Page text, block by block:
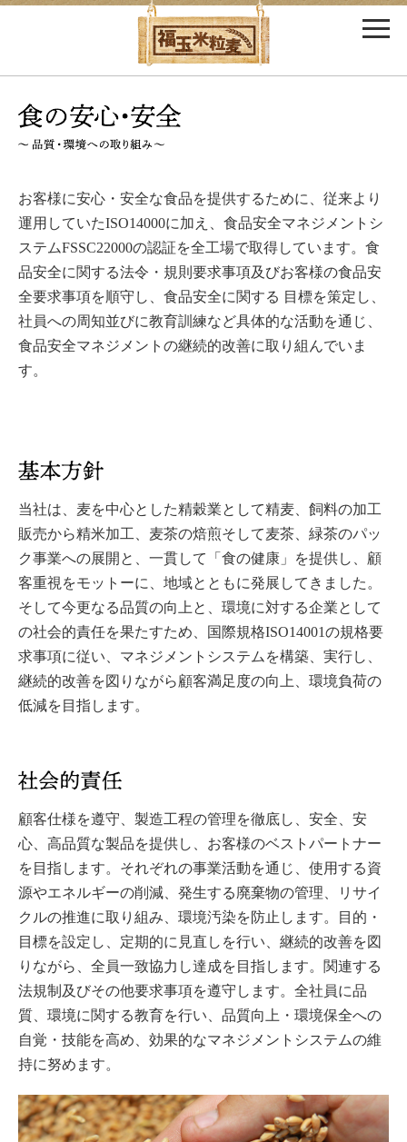
お客様に安心・安全な食品を提供するために、従来より
運用していたISO14000に加え、食品安全マネジメントシ
ステムFSSC22000の認証を全工場で取得しています。食
品安全に関する法令・規則要求事項及びお客様の食品安
全要求事項を順守し、食品安全に関する 目標を策定し、
社員への周知並びに教育訓練など具体的な活動を通じ、
食品安全マネジメントの継続的改善に取り組んでいま
す。
当社は、麦を中心とした精穀業として精麦、飼料の加工
販売から精米加工、麦茶の焙煎そして麦茶、緑茶のパッ
ク事業への展開と、一貫して「食の健康」を提供し、顧
客重視をモットーに、地域とともに発展してきました。
そして今更なる品質の向上と、環境に対する企業として
の社会的責任を果たすため、国際規格ISO14001の規格要
求事項に従い、マネジメントシステムを構築、実行し、
継続的改善を図りながら顧客満足度の向上、環境負荷の
低減を目指します。
顧客仕様を遵守、製造工程の管理を徹底し、安全、安
心、高品質な製品を提供し、お客様のベストパートナー
を目指します。それぞれの事業活動を通じ、使用する資
源やエネルギーの削減、発生する廃棄物の管理、リサイ
クルの推進に取り組み、環境汚染を防止します。目的・
目標を設定し、定期的に見直しを行い、継続的改善を図
りながら、全員一致協力し達成を目指します。関連する
法規制及びその他要求事項を遵守します。全社員に品
質、環境に関する教育を行い、品質向上・環境保全への
自覚・技能を高め、効果的なマネジメントシステムの維
持に努めます。